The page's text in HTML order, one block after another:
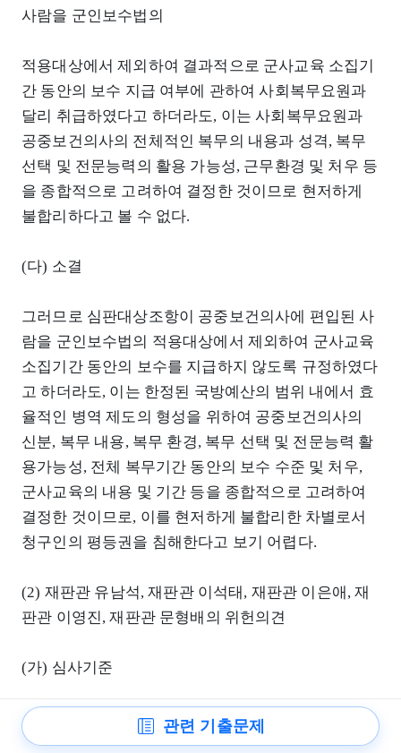
사람을 군인보수법의
적용대상에서 제외하여 결과적으로 군사교육 소집기
간 동안의 보수 지급 여부에 관하여 사회복무요원과
달리 취급하였다고 하더라도, 이는 사회복무요원과
공중보건의사의 전체적인 복무의 내용과 성격, 복무
선택 및 전문능력의 활용 가능성, 근무환경 및 처우 등
을 종합적으로 고려하여 결정한 것이므로 현저하게
불합리하다고 볼 수 없다.
(다) 소결
그러므로 심판대상조항이 공중보건의사에 편입된 사
람을 군인보수법의 적용대상에서 제외하여 군사교육
소집기간 동안의 보수를 지급하지 않도록 규정하였다
고 하더라도, 이는 한정된 국방예산의 범위 내에서 효
율적인 병역 제도의 형성을 위하여 공중보건의사의
신분, 복무 내용, 복무 환경, 복무 선택 및 전문능력 활
용가능성, 전체 복무기간 동안의 보수 수준 및 처우,
군사교육의 내용 및 기간 등을 종합적으로 고려하여
결정한 것이므로, 이를 현저하게 불합리한 차별로서
청구인의 평등권을 침해한다고 보기 어렵다.
(2) 재판관 유남석, 재판관 이석태, 재판관 이은애, 재
판관 이영진, 재판관 문형배의 위헌의견
(가) 심사기준
병역의무 이행자들에게 지급되는 보수는 복무에 대한
대가로 지급되는 것이 아니라, 병역의무의 이행의 원
관련 기출문제